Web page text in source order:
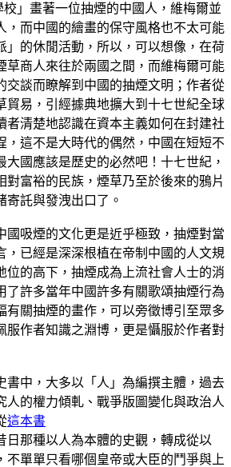
」畫著一位抽煙的中國人，維梅爾並
，而中國的繪畫的保守風格也不太可能
」的休閒活動，所以，可以想像，在荷
草商人來往於兩國之間，而維梅爾可能
交談而瞭解到中國的抽煙文明；作者從
貿易，引經據典地擴大到十七世紀全球
者清楚地認識在資本主義如何在封建社
，這不是大時代的偶然，中國在短短不
大國應該是歷史的必然吧！十七世紀，
對富裕的民族，煙草乃至於後來的鴉片
寄託與發洩出口了。
吸煙的文化更是近乎極致，抽煙對當
，已經是深深根植在帝制中國的人文規
位的高下，抽煙成為上流社會人士的消
了許多當年中國許多有關歌頌抽煙行為
有關抽煙的畫作，可以旁徵博引至眾多
服作者知識之淵博，更是懾服於作者對
中，大多以「人」為編撰主體，過去
人的權力傾軋、戰爭版圖變化與政治人
這本書
日那種以人為本體的史觀，轉成從以
不單單只看哪個皇帝或大臣的鬥爭與上